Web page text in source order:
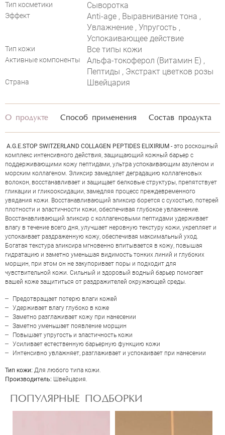
A.G.E.STOP SWITZERLAND COLLAGEN
PEPTIDES ELIXIRIUM
Тип косметики Сыворотка
Эффект
Anti-age , Выравнивание тона ,
Увлажнение , Упругость ,
Успокаивающее действие
Тип кожи Все типы кожи
Активные компоненты
Альфа-токоферол (Витамин E) ,
Пептиды , Экстракт цветков розы
Страна Швейцария
НАПИСАТЬ ОТЗЫВ
ОЦЕНКА
Отправить
О продукте Способ применения Состав продукта
A.G.E.STOP SWITZERLAND COLLAGEN PEPTIDES ELIXIRIUM - это роскошный
комплекс интенсивного действия, защищающий кожный барьер с
поддерживающими кожу пептидами, ультра успокаивающим азуленом и
морским коллагеном. Эликсир замедляет деградацию коллагеновых
волокон, восстанавливает и защищает белковые структуры, препятствует
гликации и гликооксидации, замедляя процесс преждевременного
увядания кожи. Восстанавливающий эликсир борется с сухостью, потерей
плотности и эластичности кожи, обеспечивая глубокое увлажнение.
Восстанавливающий эликсир с коллагеновыми пептидами удерживает
влагу в течение всего дня, улучшает неровную текстуру кожи, укрепляет и
успокаивает раздраженную кожу, обеспечивая максимальный уход.
Богатая текстура эликсира мгновенно впитывается в кожу, повышая
гидратацию и заметно уменьшая видимость тонких линий и глубоких
морщин, при этом он не закупоривает поры и подходит для
чувствительной кожи. Сильный и здоровый водный барьер помогает
вашей коже защититься от раздражителей окружающей среды.
Предотвращает потерю влаги кожей
Удерживает влагу глубоко в коже
Заметно разглаживает кожу при нанесении
Заметно уменьшает появление морщин
Повышает упругость и эластичность кожи
Усиливает естественную барьерную функцию кожи
Интенсивно увлажняет, разглаживает и успокаивает при нанесении
Тип кожи: Для любого типа кожи.
Производитель: Швейцария.
ПОПУЛЯРНЫЕ ПОДБОРКИ